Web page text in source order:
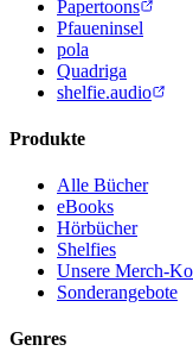
Papertoons
Pfaueninsel
pola
Quadriga
shelfie.audio
Produkte
Alle Bücher
eBooks
Hörbücher
Shelfies
Unsere Merch-
Sonderangebote
Genres